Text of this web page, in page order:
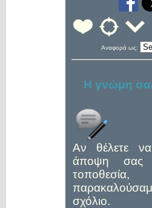
Αναφορά ως:
Η γνώμη
Αν θέλετε
άποψη σας
σχόλιο.